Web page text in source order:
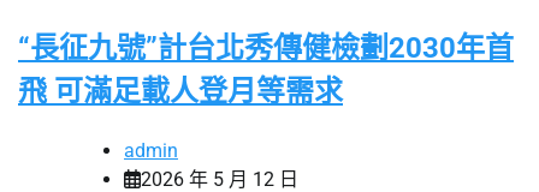
“長征九號”計台北秀傳健檢劃2030年首
飛 可滿足載人登月等需求
admin
2026 年 5 月 12 日